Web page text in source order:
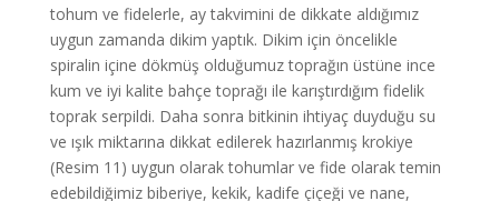
tohum ve fidelerle, ay takvimini de dikkate aldığımız
uygun zamanda dikim yaptık. Dikim için öncelikle
spiralin içine dökmüş olduğumuz toprağın üstüne ince
kum ve iyi kalite bahçe toprağı ile karıştırdığım fidelik
toprak serpildi. Daha sonra bitkinin ihtiyaç duyduğu su
ve ışık miktarına dikkat edilerek hazırlanmış krokiye
(Resim 11) uygun olarak tohumlar ve fide olarak temin
edebildiğimiz biberiye, kekik, kadife çiçeği ve nane,